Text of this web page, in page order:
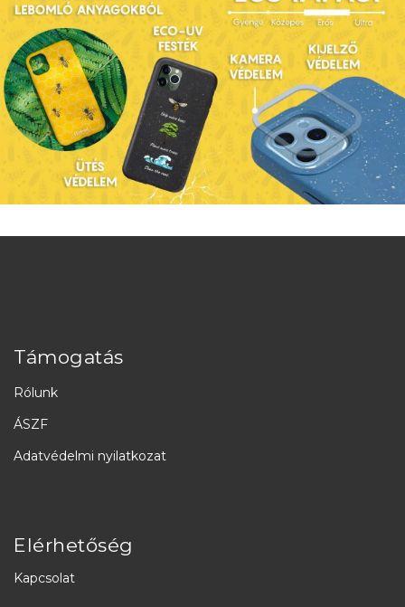
Támogatás
Rólunk
ÁSZF
Adatvédelmi nyilatkozat
Elérhetőség
Kapcsolat